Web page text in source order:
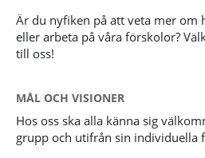
Är du nyfiken på att veta mer om
eller arbeta på våra förskolor?
till oss!
MÅL OCH VISIONER
Hos oss ska alla känna sig
grupp och utifrån sin individuella